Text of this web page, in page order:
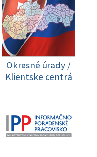
Okresné úrady /
Klientske centrá